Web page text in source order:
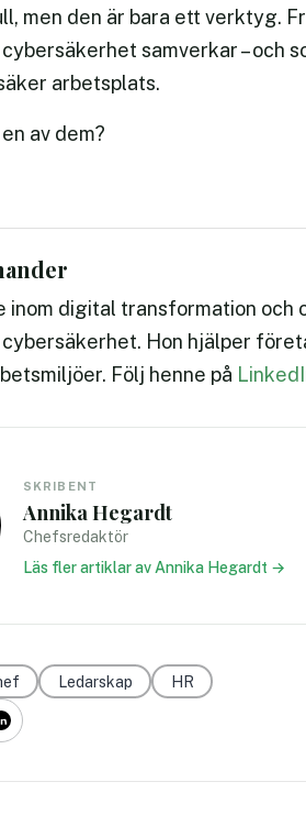
men den är bara ett verktyg.
samverkar – och
arbetsplats.
av dem?
inom digital transformation och
Hon hjälper
Följ henne på
SKRIBENT
Annika Hegardt
Chefsredaktör
Läs fler artiklar av Annika Hegardt →
Ledarskap HR